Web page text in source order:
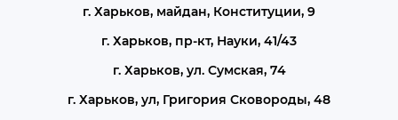
г. Харьков, майдан, Конституции, 9
г. Харьков, пр-кт, Науки, 41/43
г. Харьков, ул. Сумская, 74
г. Харьков, ул, Григория Сковороды, 48